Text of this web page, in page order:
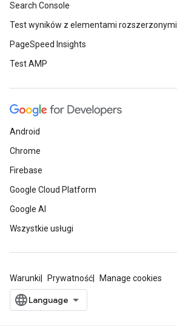
Search Console
Test wyników z elementami rozszerzonymi
PageSpeed Insights
Test AMP
Android
Chrome
Firebase
Google Cloud Platform
Google AI
Wszystkie usługi
Warunki Prywatność Manage cookies